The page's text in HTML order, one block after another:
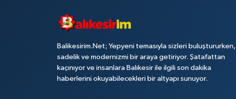
Balikesirim.Net; Yepyeni temasıyla sizleri buluştururken,
sadelik ve modernizmi bir araya getiriyor. Şatafattan
kaçınıyor ve insanlara Balıkesir ile ilgili son dakika
haberlerini okuyabilecekleri bir altyapı sunuyor.